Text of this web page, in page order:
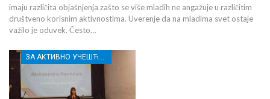
imaju različita objašnjenja zašto se više mladih ne angažuje u različitim
društveno korisnim aktivnostima. Uverenje da na mladima svet ostaje
važilo je oduvek. Često…
ЗА АКТИВНО УЧЕШЋЕ МЛАДИХ РАСИНСКОГ ОКРУГА